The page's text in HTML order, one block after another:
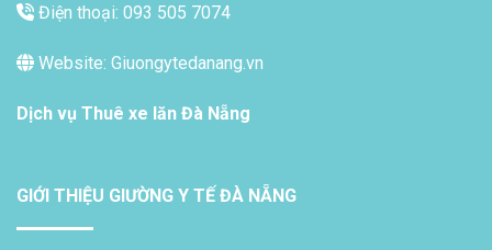
Điện thoại: 093 505 7074
Website: Giuongytedanang.vn
Dịch vụ Thuê xe lăn Đà Nẵng
GIỚI THIỆU GIƯỜNG Y TẾ ĐÀ NẴNG